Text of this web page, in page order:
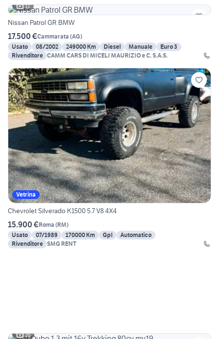
11
Nissan Patrol GR BMW
17.500 €Cammarata (AG)
Usato
08/2002 249000 Km Diesel Manuale
Euro 3
Rivenditore CAMM CARS DI MICELI MAURIZIO e C. S.A.S.
Vetrina
Chevrolet Silverado K1500 5.7 V8 4X4
15.900 €Roma (RM)
Usato
07/1989 170000 Km Gpl
Automatico
Rivenditore SMG RENT
16